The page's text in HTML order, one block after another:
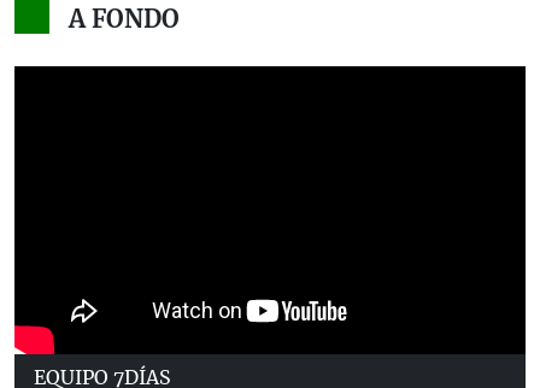
A FONDO
EQUIPO 7DÍAS